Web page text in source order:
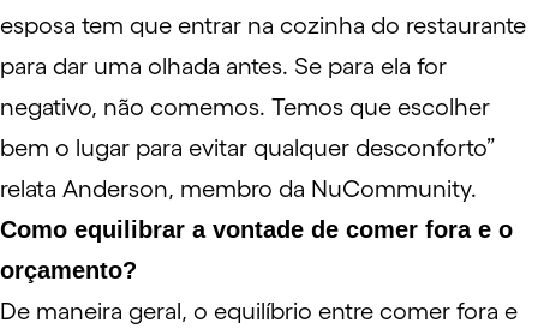
esposa tem que entrar na cozinha do restaurante
para dar uma olhada antes. Se para ela for
negativo, não comemos. Temos que escolher
bem o lugar para evitar qualquer desconforto”
relata Anderson, membro da NuCommunity.
Como equilibrar a vontade de comer fora e o
orçamento?
De maneira geral, o equilíbrio entre comer fora e